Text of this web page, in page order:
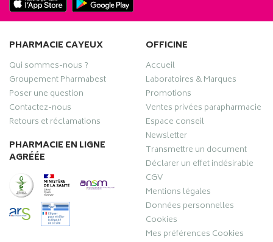
PHARMACIE CAYEUX
Qui sommes-nous ?
Groupement Pharmabest
Poser une question
Contactez-nous
Retours et réclamations
PHARMACIE EN LIGNE
AGRÉÉE
OFFICINE
Accueil
Laboratoires & Marques
Promotions
Ventes privées parapharmacie
Espace conseil
Newsletter
Transmettre un document
Déclarer un effet indésirable
CGV
Mentions légales
Données personnelles
Cookies
Mes préférences Cookies